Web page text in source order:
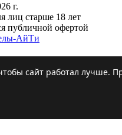
г.
лиц старше 18 лет
публичной офертой
АйТи
сайт работал лучше.